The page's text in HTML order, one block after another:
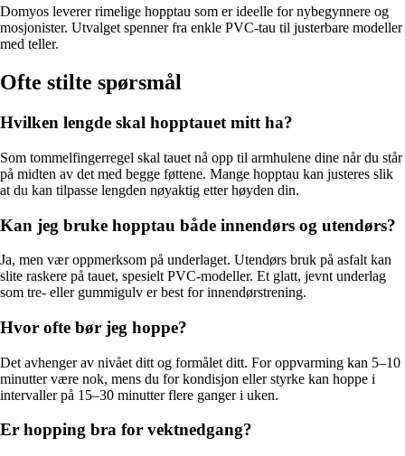
Domyos leverer rimelige hopptau som er ideelle for nybegynnere og
mosjonister. Utvalget spenner fra enkle PVC-tau til justerbare modeller
med teller.
Ofte stilte spørsmål
Hvilken lengde skal hopptauet mitt ha?
Som tommelfingerregel skal tauet nå opp til armhulene dine når du står
på midten av det med begge føttene. Mange hopptau kan justeres slik
at du kan tilpasse lengden nøyaktig etter høyden din.
Kan jeg bruke hopptau både innendørs og utendørs?
Ja, men vær oppmerksom på underlaget. Utendørs bruk på asfalt kan
slite raskere på tauet, spesielt PVC-modeller. Et glatt, jevnt underlag
som tre- eller gummigulv er best for innendørstrening.
Hvor ofte bør jeg hoppe?
Det avhenger av nivået ditt og formålet ditt. For oppvarming kan 5–10
minutter være nok, mens du for kondisjon eller styrke kan hoppe i
intervaller på 15–30 minutter flere ganger i uken.
Er hopping bra for vektnedgang?